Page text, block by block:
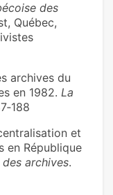
des
Québec,
archives du
en 1982. La
et
en République
archives.